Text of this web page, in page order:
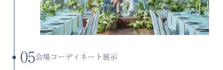
05会場コーディネート展示